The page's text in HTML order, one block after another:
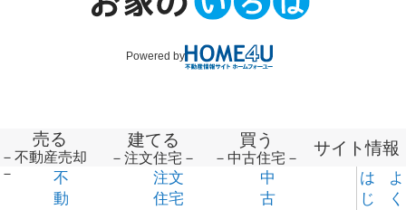
Powered by
売る
－不動産売却
－
不
動
建てる
－注文住宅－
注文
住宅
買う
－中古住宅－
中
古
サイト情報
は
じ
よ
く